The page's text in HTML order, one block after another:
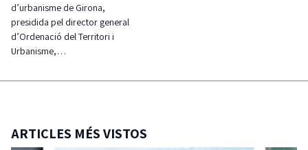
d’urbanisme de Girona,
presidida pel director general
d’Ordenació del Territori i
Urbanisme,…
ARTICLES MÉS VISTOS